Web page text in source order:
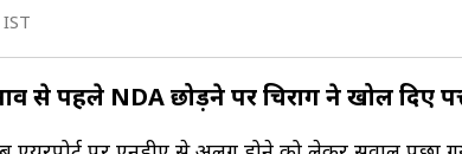
से पहले NDA छोड़ने पर चिराग ने खोल दिए